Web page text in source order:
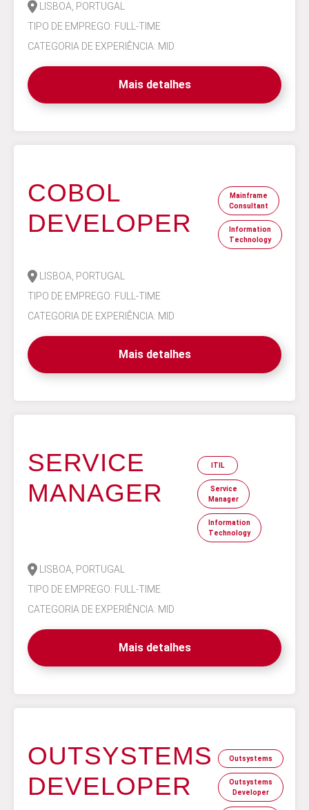
LISBOA, PORTUGAL
TIPO DE EMPREGO: FULL-TIME
CATEGORIA DE EXPERIÊNCIA: MID
Mais detalhes
COBOL
DEVELOPER
Mainframe
Consultant
Information
Technology
LISBOA, PORTUGAL
TIPO DE EMPREGO: FULL-TIME
CATEGORIA DE EXPERIÊNCIA: MID
Mais detalhes
SERVICE
MANAGER
ITIL
Service
Manager
Information
Technology
LISBOA, PORTUGAL
TIPO DE EMPREGO: FULL-TIME
CATEGORIA DE EXPERIÊNCIA: MID
Mais detalhes
OUTSYSTEMS
DEVELOPER
Outsystems
Outsystems
Developer